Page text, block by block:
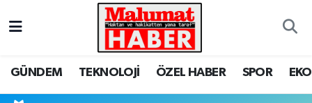
GÜNDEM TEKNOLOJİ ÖZEL HABER SPOR
Nöbetçi Eczaneler